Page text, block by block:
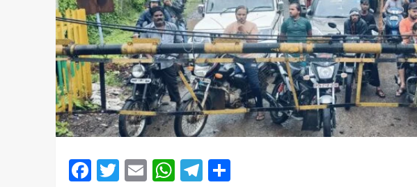
Facebook
Twitter
EmailWhatsApp
Telegram
Share